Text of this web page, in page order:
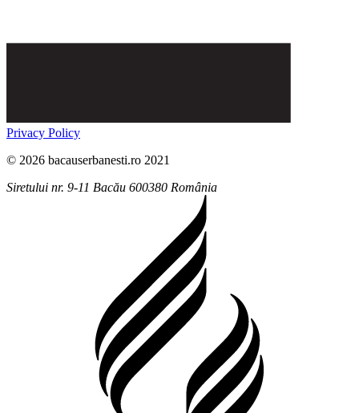
Privacy Policy
© 2026 bacauserbanesti.ro 2021
Siretului nr. 9-11 Bacău 600380 România